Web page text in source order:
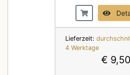
Lieferzeit:
4 Werktage
€